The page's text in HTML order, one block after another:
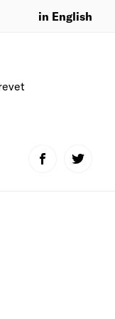
in English